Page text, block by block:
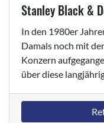
Stanley Black &
In den 1980er
Damals noch mit
Konzern
über diese